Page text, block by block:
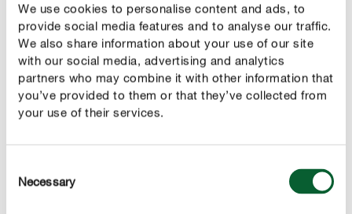
We use cookies to personalise content and ads, to
provide social media features and to analyse our traffic.
We also share information about your use of our site
with our social media, advertising and analytics
partners who may combine it with other information that
you’ve provided to them or that they’ve collected from
your use of their services.
Selection
Necessary
décline en couleurs intemporelles. Les diascias se
plantent au plus tôt en maisur le balcon, une fois que
les gelées nocturnes ne sont plus à craindre.
Lafloraison dure de mai à octobre, sous réserve de
bons soins. Ils apprécient les sols modérément humides,
plantation à ce que l’excédent d’eau d’arrosage puisse